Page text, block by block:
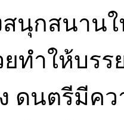
นุกสนาน
ทำให้บร
ดนตรีมีค